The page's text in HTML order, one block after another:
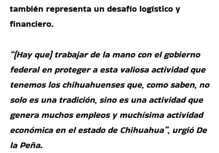
también representa un desafío logístico y
financiero.
“(Hay que) trabajar de la mano con el gobierno
federal en proteger a esta valiosa actividad que
tenemos los chihuahuenses que, como saben, no
solo es una tradición, sino es una actividad que
genera muchos empleos y muchísima actividad
económica en el estado de Chihuahua”, urgió De
la Peña.